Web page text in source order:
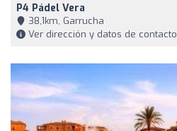
P4 Pádel Vera
38,1km, Garrucha
Ver dirección y datos de contacto